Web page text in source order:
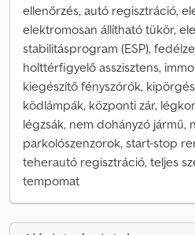
ellenőrzés, autó regisztráció,
elektromosan állítható tükör,
stabilitásprogram (ESP),
holttérfigyelő asszisztens,
kiegészítő fényszórók,
ködlámpák, központi zár,
légzsák, nem dohányzó jármű,
parkolószenzorok, start-stop
teherautó regisztráció, teljes
tempomat